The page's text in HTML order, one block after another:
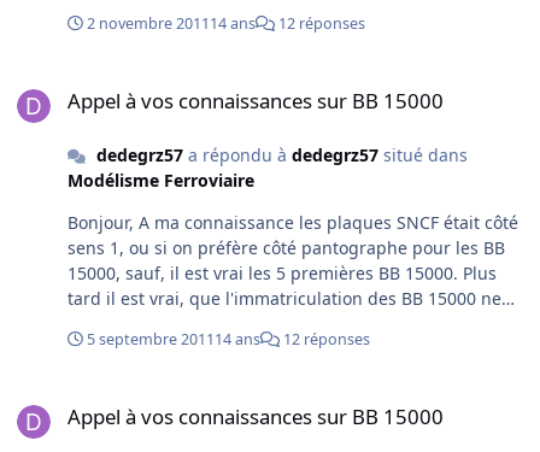
d'LS, et j'ai reçu la réponse "nous avons de la DOC". Bref
plus. A + Dédé
2 novembre 201114 ans 12 réponses
Appel à vos connaissances sur BB 15000
dedegrz57a répondu à dedegrz57situé dans
Modélisme Ferroviaire
Bonjour, A ma connaissance les plaques SNCF était côté
sens 1, ou si on préfère côté pantographe pour les BB
15000, sauf, il est vrai les 5 premières BB 15000. Plus
tard il est vrai, que l'immatriculation des BB 15000 ne
nouvelle peinture. Pour les BB 15000 LS-Models, les
plaques SNCF côté sens 1. Bonne soirée
5 septembre 201114 ans 12 réponses
Appel à vos connaissances sur BB 15000